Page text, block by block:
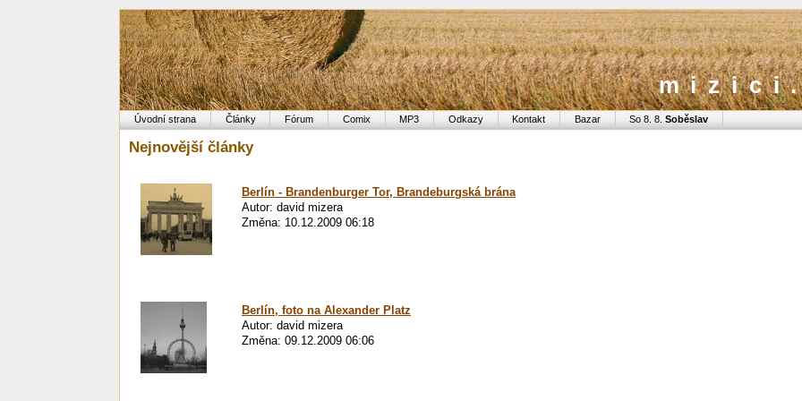
Úvodní strana Články Fórum Comix MP3 Odkazy Kontakt Bazar So 8. 8.Soběslav
Nejnovější články
Berlín - Brandenburger Tor, Brandeburgská brána
Autor: david mizera
Změna: 10.12.2009 06:18
Berlín, foto na Alexander Platz
Autor: david mizera
Změna: 09.12.2009 06:06